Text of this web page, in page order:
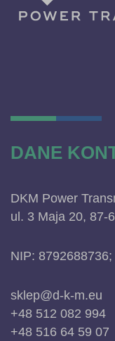
DANE
DKM Power
ul. 3 Maja 20, 87-
NIP:
sklep@d-k-m.eu
+48 512 082 994
+48 516 64 59 07